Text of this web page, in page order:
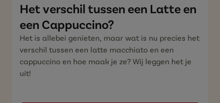
Het verschil tussen een Latte en
een Cappuccino?
Het is allebei genieten, maar wat is nu precies het
verschil tussen een latte macchiato en een
cappuccino en hoe maak je ze? Wij leggen het je
uit!